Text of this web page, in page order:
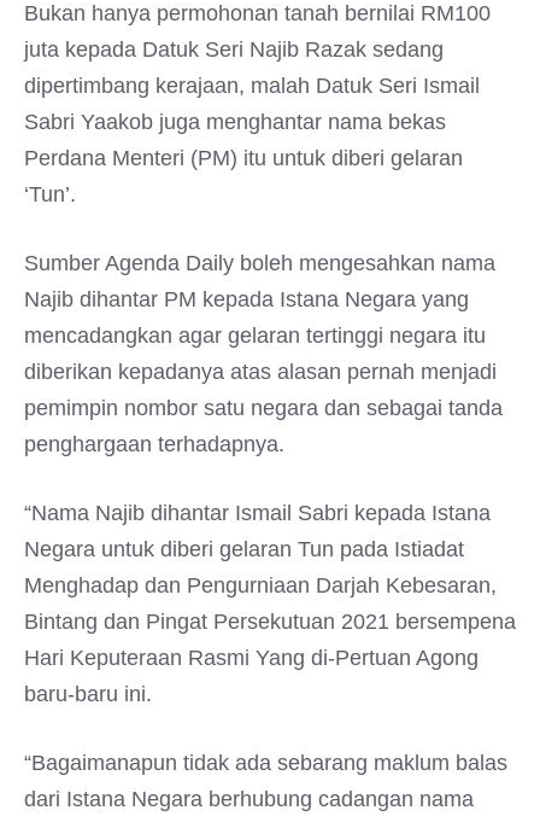
Bukan hanya permohonan tanah bernilai RM100
juta kepada Datuk Seri Najib Razak sedang
dipertimbang kerajaan, malah Datuk Seri Ismail
Sabri Yaakob juga menghantar nama bekas
Perdana Menteri (PM) itu untuk diberi gelaran
‘Tun’.
Sumber Agenda Daily boleh mengesahkan nama
Najib dihantar PM kepada Istana Negara yang
mencadangkan agar gelaran tertinggi negara itu
diberikan kepadanya atas alasan pernah menjadi
pemimpin nombor satu negara dan sebagai tanda
penghargaan terhadapnya.
“Nama Najib dihantar Ismail Sabri kepada Istana
Negara untuk diberi gelaran Tun pada Istiadat
Menghadap dan Pengurniaan Darjah Kebesaran,
Bintang dan Pingat Persekutuan 2021 bersempena
Hari Keputeraan Rasmi Yang di-Pertuan Agong
baru-baru ini.
“Bagaimanapun tidak ada sebarang maklum balas
dari Istana Negara berhubung cadangan nama